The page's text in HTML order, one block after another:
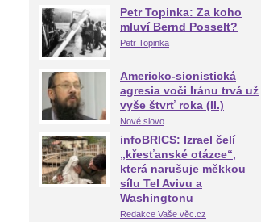
Petr Topinka: Za koho
mluví Bernd Posselt?
Petr Topinka
Americko-sionistická
agresia voči Iránu trvá už
vyše štvrť roka (II.)
Nové slovo
infoBRICS: Izrael čelí
„křesťanské otázce“,
která narušuje měkkou
sílu Tel Avivu a
Washingtonu
Redakce Vaše věc.cz